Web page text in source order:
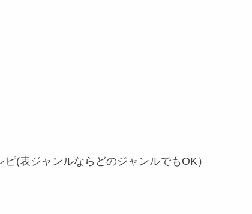
(表ジャンルならどのジャンルでもOK）